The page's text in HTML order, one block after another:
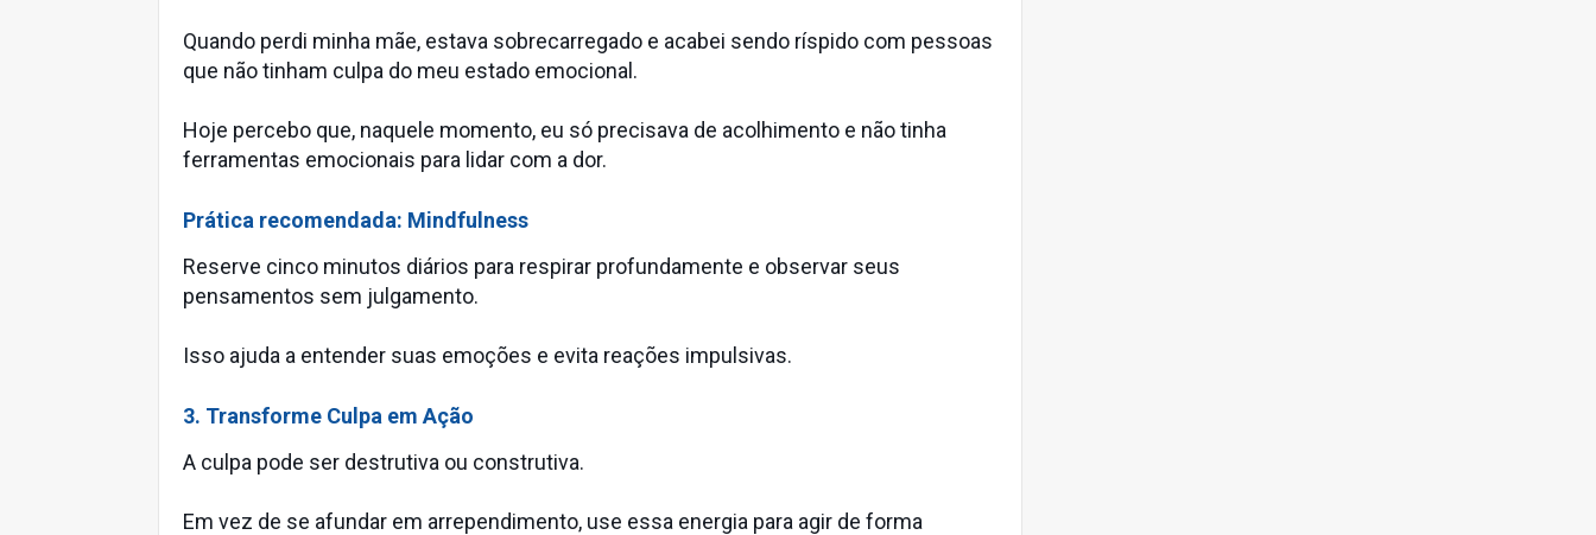
Quando perdi minha mãe, estava sobrecarregado e acabei sendo ríspido com pessoas
que não tinham culpa do meu estado emocional.
Hoje percebo que, naquele momento, eu só precisava de acolhimento e não tinha
ferramentas emocionais para lidar com a dor.
Prática recomendada: Mindfulness
Reserve cinco minutos diários para respirar profundamente e observar seus
pensamentos sem julgamento.
Isso ajuda a entender suas emoções e evita reações impulsivas.
3. Transforme Culpa em Ação
A culpa pode ser destrutiva ou construtiva.
Em vez de se afundar em arrependimento, use essa energia para agir de forma